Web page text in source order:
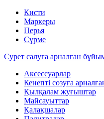
Кисти
Маркеры
Перья
Сүрме
Сурет салуға арналған
Аксессуарлар
Кенепті созуға
Қылқалам жуғыштар
Майсауыттар
Қалақшалар